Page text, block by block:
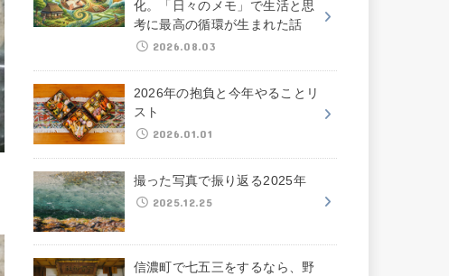
化。「日々のメモ」で生活と思
考に最高の循環が生まれた話
2026.08.03
2026年の抱負と今年やることリ
スト
2026.01.01
撮った写真で振り返る2025年
2025.12.25
信濃町で七五三をするなら、野